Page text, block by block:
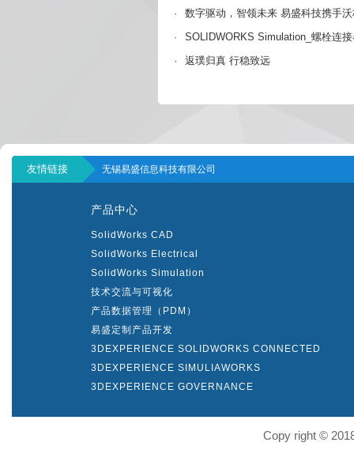
·
数字驱动，智领未来 易盛科技携手
·
SOLIDWORKS Simulation_螺栓连
·
返璞归真 行稳致远
友情链接 无锡易盛信息科技有限公司
产品中心
SolidWorks CAD
SolidWorks Electrical
SolidWorks Simulation
技术交流与可视化
产品数据管理（PDM）
易盛定制产品开发
3DEXPERIENCE SOLIDWORKS CONNECTED
3DEXPERIENCE SIMULIAWORKS
3DEXPERIENCE GOVERNANCE
Copy right ©